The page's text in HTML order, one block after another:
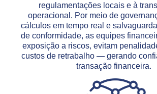
regulamentações locais e à
operacional. Por meio de
cálculos em tempo real e
de conformidade, as equipes
exposição a riscos, evitam
custos de retrabalho — gerando
transação financeira.